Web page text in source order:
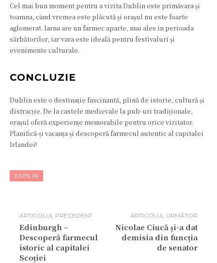
Cel mai bun moment pentru a vizita Dublin este primăvara și
toamna, când vremea este plăcută și orașul nu este foarte
aglomerat. Iarna are un farmec aparte, mai ales în perioada
sărbătorilor, iar vara este ideală pentru festivaluri și
evenimente culturale.
CONCLUZIE
Dublin este o destinație fascinantă, plină de istorie, cultură și
distracție. De la castele medievale la pub-uri tradiționale,
orașul oferă experiențe memorabile pentru orice vizitator.
Planifică-ți vacanța și descoperă farmecul autentic al capitalei
Irlandei!
DUBLIN
ARTICOLUL PRECEDENT
Edinburgh –
Descoperă farmecul
istoric al capitalei
Scoției
ARTICOLUL URMĂTOR
Nicolae Ciucă și-a dat
demisia din funcția
de senator